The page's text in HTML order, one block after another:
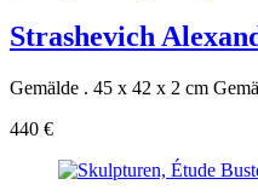
Strashevich
Gemälde . 45 x 42 x 2 cm
440 €